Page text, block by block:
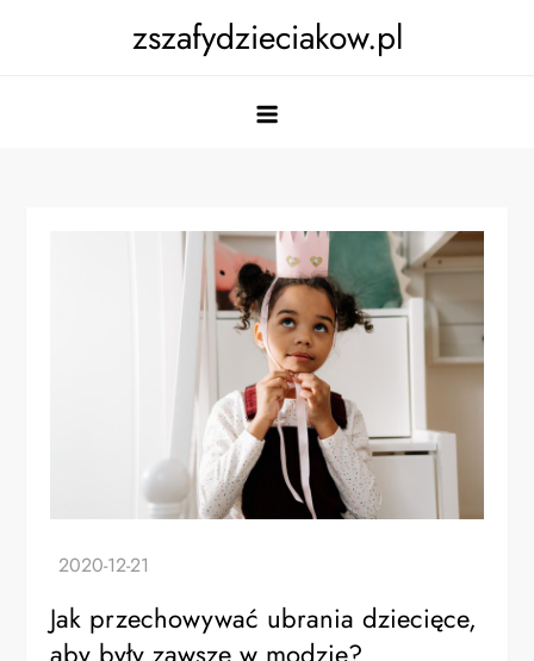
zszafydzieciakow.pl
Jak przechowywać ubrania dziecięce,